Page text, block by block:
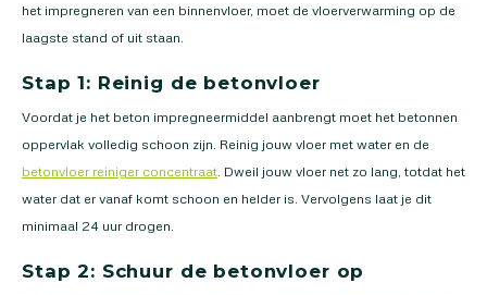
het impregneren van een binnenvloer, moet de vloerverwarming op de
laagste stand of uit staan.
Stap 1: Reinig de betonvloer
Voordat je het beton impregneermiddel aanbrengt moet het betonnen
oppervlak volledig schoon zijn. Reinig jouw vloer met water en de
betonvloer reiniger concentraat . Dweil jouw vloer net zo lang, totdat het
water dat er vanaf komt schoon en helder is. Vervolgens laat je dit
minimaal 24 uur drogen.
Stap 2: Schuur de betonvloer op